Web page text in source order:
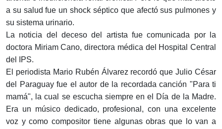
a su salud fue un shock séptico que afectó sus pulmones y
su sistema urinario.
La noticia del deceso del artista fue comunicada por la
doctora Miriam Cano, directora médica del Hospital Central
del IPS.
El periodista Mario Rubén Álvarez recordó que Julio César
del Paraguay fue el autor de la recordada canción "Para ti
mamá", la cual se escucha siempre en el Día de la Madre.
Era un músico dedicado, profesional, con una excelente
voz y como compositor tiene algunas obras que lo van a